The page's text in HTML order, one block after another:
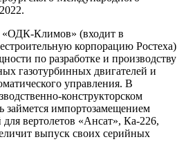
«ОДК-Климов» (входит в
корпорацию Ростеха)
по разработке и производству
газотурбинных двигателей и
управления. В
конструкторском
займется импортозамещением
вертолетов «Ансат», Ка-226,
выпуск своих серийных